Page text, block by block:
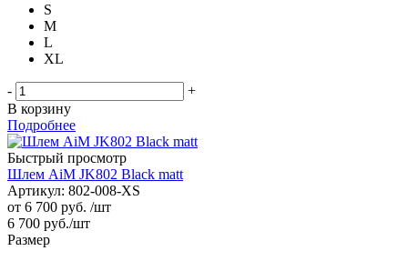
S
M
L
XL
-
+
В корзину
Подробнее
Быстрый просмотр
Шлем AiM JK802 Black matt
Артикул: 802-008-XS
от 6 700 руб. /шт
6 700 руб./шт
Размер